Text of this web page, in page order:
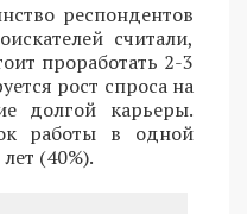
респондентов
считали,
проработать 2-3
рост спроса на
долгой карьеры.
работы в одной
(40%).